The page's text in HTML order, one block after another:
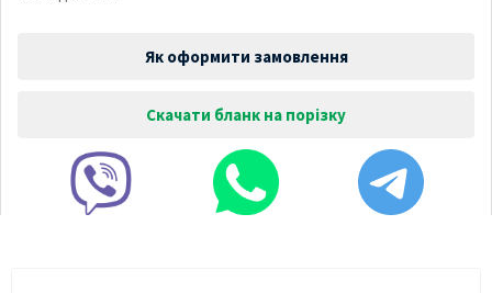
Як оформити замовлення
Скачати бланк на порізку